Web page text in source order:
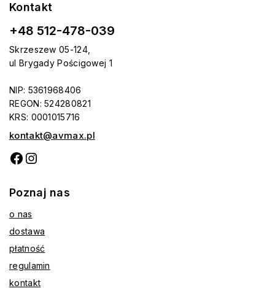
Kontakt
+48 512-478-039
Skrzeszew 05-124,
ul Brygady Pościgowej 1
NIP: 5361968406
REGON: 524280821
KRS: 0001015716
kontakt@avmax.pl
Poznaj nas
o nas
dostawa
płatność
regulamin
kontakt